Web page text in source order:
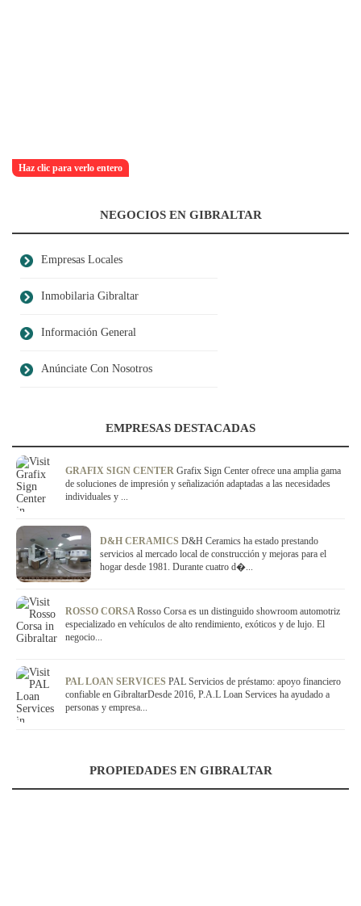
Haz clic para verlo entero
NEGOCIOS EN GIBRALTAR
Empresas Locales
Inmobilaria Gibraltar
Información General
Anúnciate Con Nosotros
EMPRESAS DESTACADAS
GRAFIX SIGN CENTER Grafix Sign Center ofrece una amplia gama
de soluciones de impresión y señalización adaptadas a las necesidades
individuales y ...
D&H CERAMICS D&H Ceramics ha estado prestando
servicios al mercado local de construcción y mejoras para el
hogar desde 1981. Durante cuatro d�...
ROSSO CORSARosso Corsa es un distinguido showroom automotriz
especializado en vehículos de alto rendimiento, exóticos y de lujo. El
negocio...
PAL LOAN SERVICES PAL Servicios de préstamo: apoyo financiero
confiable en GibraltarDesde 2016, P.A.L Loan Services ha ayudado a
personas y empresa...
PROPIEDADES EN GIBRALTAR